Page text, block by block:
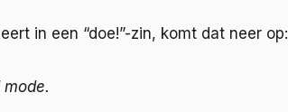
in een “doe!”-zin, komt dat neer op: